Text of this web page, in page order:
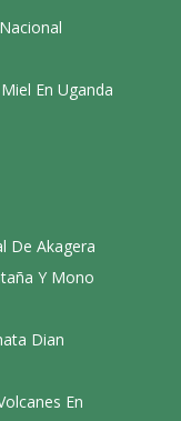
En Uganda
De Akagera
Y Mono
Dian
En